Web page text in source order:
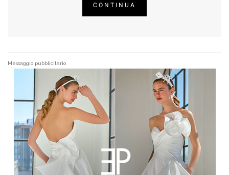
CONTINUA
Messaggio pubblicitario